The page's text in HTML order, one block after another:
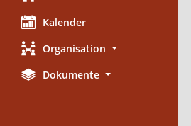
Kalender
Organisation
Dokumente